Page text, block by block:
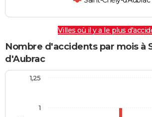
Villes où il y a le plus
Nombre d'accidents par mois à
d'Aubrac
1
1,25